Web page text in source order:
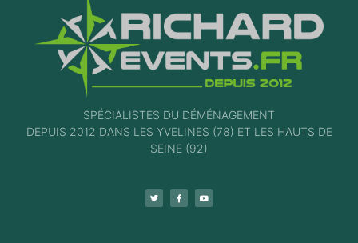
SPÉCIALISTES DU DÉMÉNAGEMENT
DEPUIS 2012 DANS LES YVELINES (78) ET LES HAUTS DE
SEINE (92)